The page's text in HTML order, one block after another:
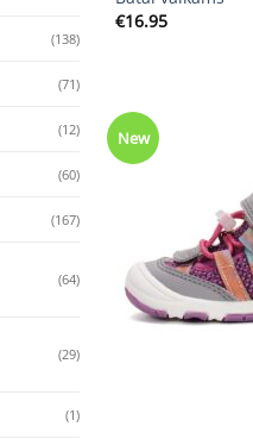
(138)
(71)
(12)
(60)
(167)
(64)
(29)
(1)
€16.95
New